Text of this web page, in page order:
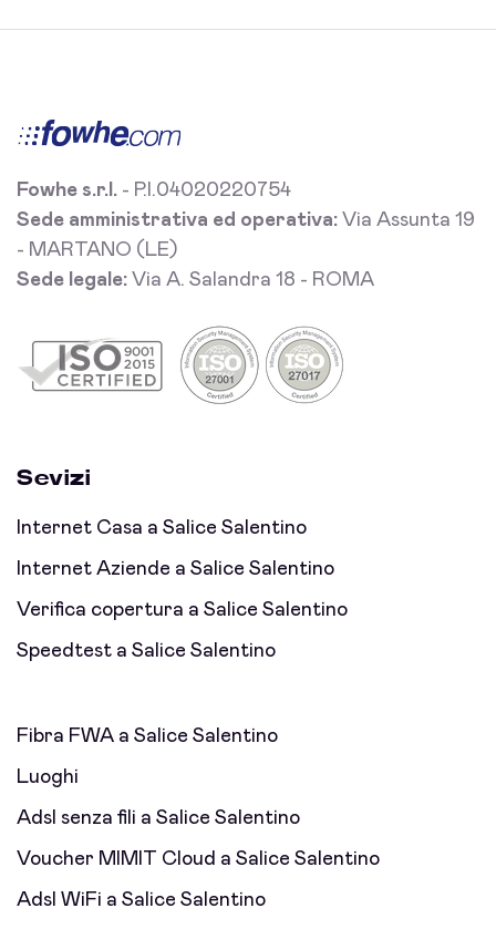
Fowhe s.r.l. - P.I.04020220754
Sede amministrativa ed operativa: Via Assunta 19
- MARTANO (LE)
Sede legale: Via A. Salandra 18 - ROMA
Sevizi
Internet Casa a Salice Salentino
Internet Aziende a Salice Salentino
Verifica copertura a Salice Salentino
Speedtest a Salice Salentino
Fibra FWA a Salice Salentino
Luoghi
Adsl senza fili a Salice Salentino
Voucher MIMIT Cloud a Salice Salentino
Adsl WiFi a Salice Salentino